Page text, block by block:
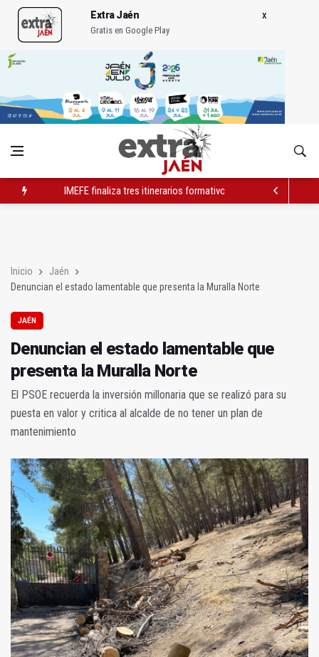
Extra Jaén
Gratis en Google Play
IMEFE finaliza tres itinerarios formativos de Edificación y
Inicio
Jaén
Denuncian el estado lamentable que presenta la Muralla Norte
JAÉN
Denuncian el estado lamentable que
presenta la Muralla Norte
El PSOE recuerda la inversión millonaria que se realizó para su
puesta en valor y critica al alcalde de no tener un plan de
mantenimiento